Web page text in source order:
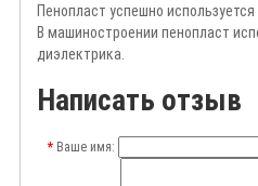
Пенопласт успешно
В машиностроении пенопласт
диэлектрика.
Написать отзыв
Ваше имя: